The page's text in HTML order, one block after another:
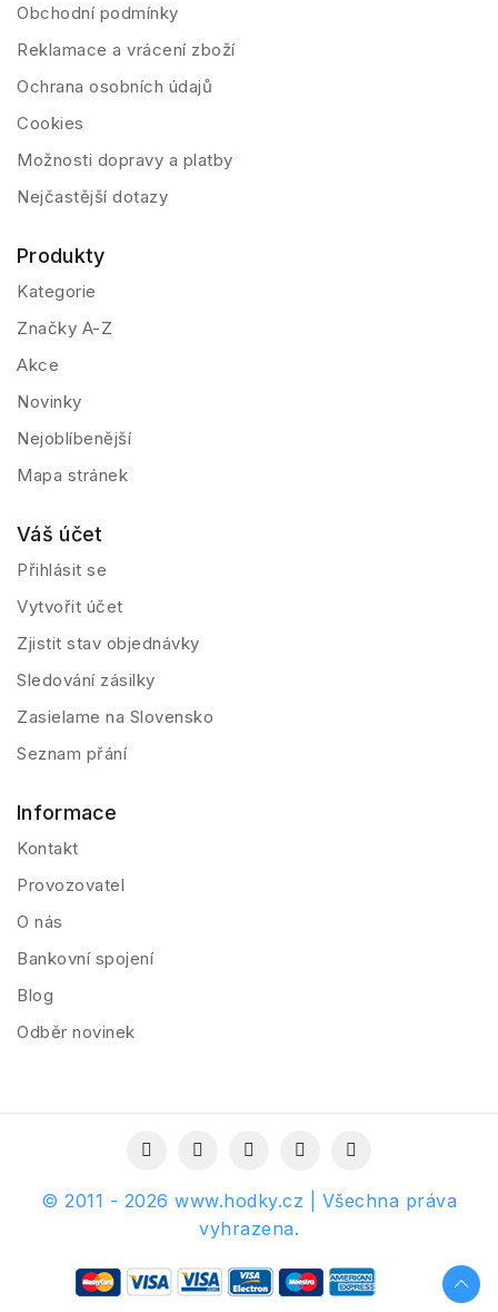
Obchodní podmínky
Reklamace a vrácení zboží
Ochrana osobních údajů
Cookies
Možnosti dopravy a platby
Nejčastější dotazy
Produkty
Kategorie
Značky A-Z
Akce
Novinky
Nejoblíbenější
Mapa stránek
Váš účet
Přihlásit se
Vytvořit účet
Zjistit stav objednávky
Sledování zásilky
Zasielame na Slovensko
Seznam přání
Informace
Kontakt
Provozovatel
O nás
Bankovní spojení
Blog
Odběr novinek
© 2011 - 2026 www.hodky.cz | Všechna práva
vyhrazena.